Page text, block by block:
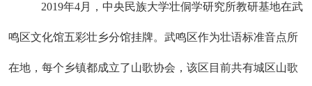
2019年4月，中央民族大学壮侗学研究所教研基地在武
鸣区文化馆五彩壮乡分馆挂牌。武鸣区作为壮语标准音点所
在地，每个乡镇都成立了山歌协会，该区目前共有城区山歌